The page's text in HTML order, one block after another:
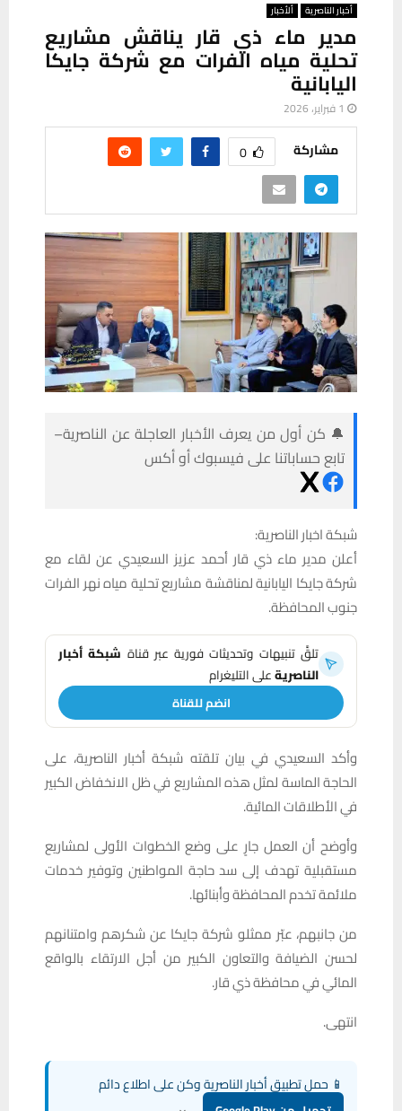
أخبار الناصرية ألأخبار
مدير ماء ذي قار يناقش مشاريع
تحلية مياه الفرات مع شركة جايكا
اليابانية
1 فبراير، 2026
مشاركة 0
🔔 كن أول من يعرف الأخبار العاجلة عن الناصرية–
تابع حساباتنا على فيسبوك أو أكس
شبكة اخبار الناصرية:
أعلن مدير ماء ذي قار أحمد عزيز السعيدي عن لقاء مع
شركة جايكا اليابانية لمناقشة مشاريع تحلية مياه نهر الفرات
جنوب المحافظة.
تلقَّ تنبيهات وتحديثات فورية عبر قناة شبكة أخبار
الناصريةعلى التليغرام
انضم للقناة
وأكد السعيدي في بيان تلقته شبكة أخبار الناصرية، على
الحاجة الماسة لمثل هذه المشاريع في ظل الانخفاض الكبير
في الأطلاقات المائية.
وأوضح أن العمل جارٍ على وضع الخطوات الأولى لمشاريع
مستقبلية تهدف إلى سد حاجة المواطنين وتوفير خدمات
ملائمة تخدم المحافظة وأبنائها.
من جانبهم، عبّر ممثلو شركة جايكا عن شكرهم وامتنانهم
لحسن الضيافة والتعاون الكبير من أجل الارتقاء بالواقع
المائي في محافظة ذي قار.
انتهى.
📱 حمل تطبيق أخبار الناصرية وكن على اطلاع دائم